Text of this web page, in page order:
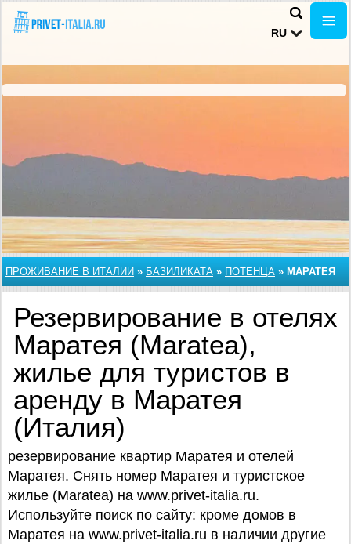
RU
ПРОЖИВАНИЕ В ИТАЛИИ » БАЗИЛИКАТА » ПОТЕНЦА » МАРАТЕЯ
Резервирование в отелях
Маратея (Maratea),
жилье для туристов в
аренду в Маратея
(Италия)
резервирование квартир Маратея и отелей
Маратея. Снять номер Маратея и туристское
жилье (Maratea) на www.privet-italia.ru.
Используйте поиск по сайту: кроме домов в
Маратея на www.privet-italia.ru в наличии другие